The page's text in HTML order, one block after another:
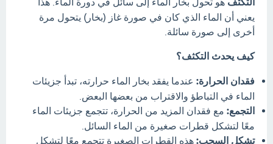
يعني أن الماء الذي كان في صورة غاز (بخار) يتحول مرة
أخرى إلى صورة سائلة.
كيف يحدث التكثف؟
فقدان الحرارة: عندما يفقد بخار الماء حرارته، تبدأ جزيئات
الماء في التباطؤ والاقتراب من بعضها البعض.
التجمع: مع فقدان المزيد من الحرارة، تتجمع جزيئات الماء
معًا لتشكل قطرات صغيرة من الماء السائل.
تشكل السحب: هذه القطرات الصغيرة تتجمع معًا لتشكل